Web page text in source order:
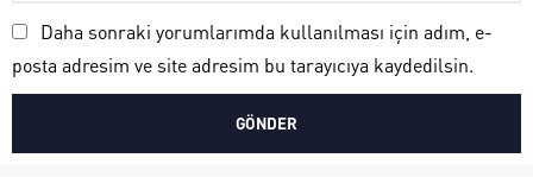
Daha sonraki yorumlarımda kullanılması için adım, e-
posta adresim ve site adresim bu tarayıcıya kaydedilsin.